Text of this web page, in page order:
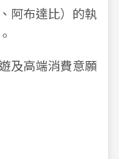
阿布達比）的執
及高端消費意願